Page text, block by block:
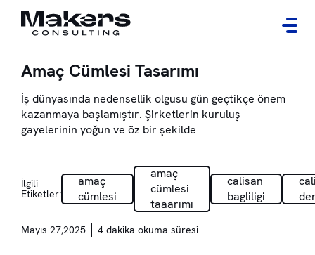
Amaç Cümlesi Tasarımı
İş dünyasında nedensellik olgusu gün geçtikçe önem
kazanmaya başlamıştır. Şirketlerin kuruluş
gayelerinin yoğun ve öz bir şekilde
İlgili
Etiketler:
amaç
cümlesi
amaç
cümlesi
taaarımı
calisan
bagliligi
Mayıs 27,2025 4 dakika okuma süresi